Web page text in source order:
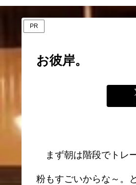
PR
お彼岸。
まず朝は階段でトレ
粉もすごいからな～。